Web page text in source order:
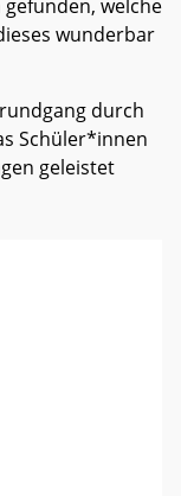
welche
wunderbar
durch
Schüler*innen
geleistet